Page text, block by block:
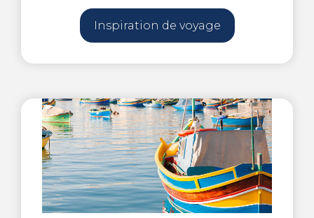
Inspiration de voyage